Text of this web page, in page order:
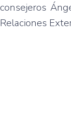
consejeros
Relaciones